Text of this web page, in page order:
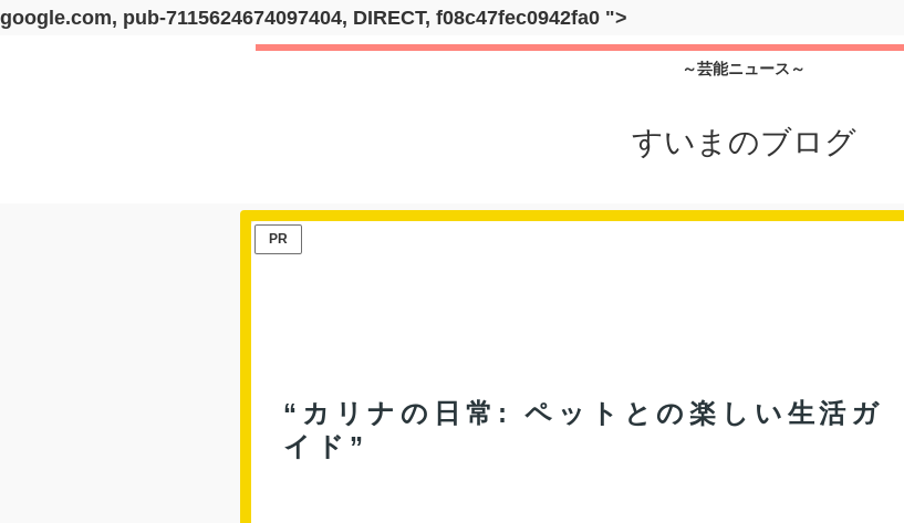
google.com, pub-7115624674097404, DIRECT, f08c47fec0942fa0 ">
～芸能ニュース～
すいまのブログ
PR
“カリナの日常: ペットとの楽しい生活ガ
イド”